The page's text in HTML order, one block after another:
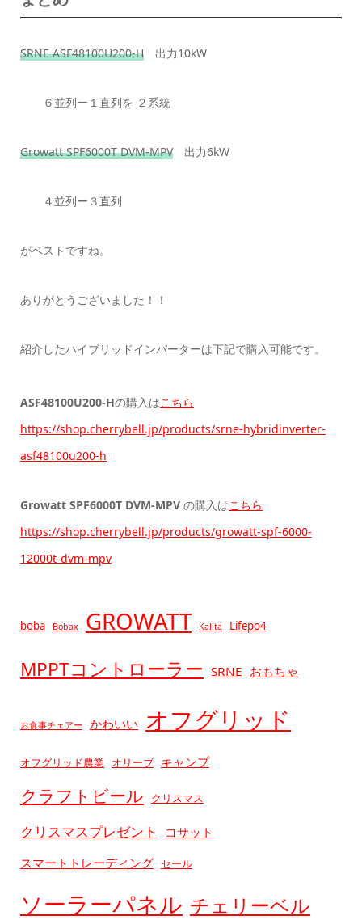
SRNE ASF48100U200-H出力10kW
６並列ー１直列を ２系統
Growatt SPF6000T DVM-MPV出力6kW
４並列ー３直列
がベストですね。
ありがとうございました！！
紹介したハイブリッドインバーターは下記で購入可能です。
ASF48100U200-Hの購入はこちら
https://shop.cherrybell.jp/products/srne-hybridinverter-
asf48100u200-h
Growatt SPF6000T DVM-MPVの購入はこちら
https://shop.cherrybell.jp/products/growatt-spf-6000-
12000t-dvm-mpv
boba Bobax GROWATT Kalita Lifepo4
MPPTコントローラー SRNE おもちゃ
お食事チェアー かわいい オフグリッド
オフグリッド農業 オリーブ キャンプ
クラフトビール クリスマス
クリスマスプレゼント
コサット
スマートトレーディング セール
ソーラーパネル チェリーベル